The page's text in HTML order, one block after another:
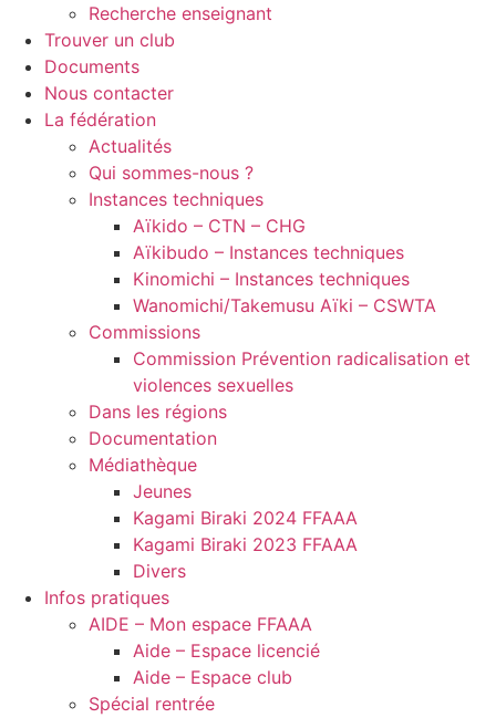
Recherche enseignant
Trouver un club
Documents
Nous contacter
La fédération
Actualités
Qui sommes-nous ?
Instances techniques
Aïkido – CTN – CHG
Aïkibudo – Instances techniques
Kinomichi – Instances techniques
Wanomichi/Takemusu Aïki – CSWTA
Commissions
Commission Prévention radicalisation et
violences sexuelles
Dans les régions
Documentation
Médiathèque
Jeunes
Kagami Biraki 2024 FFAAA
Kagami Biraki 2023 FFAAA
Divers
Infos pratiques
AIDE – Mon espace FFAAA
Aide – Espace licencié
Aide – Espace club
Spécial rentrée